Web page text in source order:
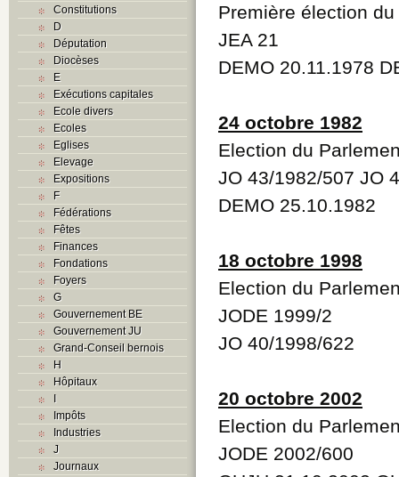
Constitutions
D
Députation
Diocèses
E
Exécutions capitales
Ecole divers
Ecoles
Eglises
Elevage
Expositions
F
Fédérations
Fêtes
Finances
Fondations
Foyers
G
Gouvernement BE
Gouvernement JU
Grand-Conseil bernois
H
Hôpitaux
I
Impôts
Industries
J
Journaux
Première élection
JEA 21
DEMO 20.11.1978
24 octobre 1982
Election du
JO 43/1982/507 JO
DEMO 25.10.1982
18 octobre 1998
Election du
JODE 1999/2
JO 40/1998/622
20 octobre 2002
Election du
JODE 2002/600